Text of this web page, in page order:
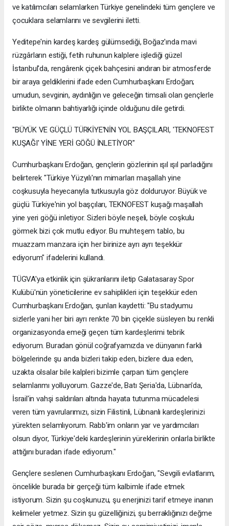
ve katılımcıları selamlarken Türkiye genelindeki tüm gençlere ve
çocuklara selamlarını ve sevgilerini iletti.
Yeditepe'nin kardeş kardeş gülümsediği, Boğaz'ında mavi
rüzgârların estiği, fetih ruhunun kalplere işlediği güzel
İstanbul'da, rengârenk çiçek bahçesini andıran bir atmosferde
bir araya geldiklerini ifade eden Cumhurbaşkanı Erdoğan;
umudun, sevginin, aydınlığın ve geleceğin timsali olan gençlerle
birlikte olmanın bahtiyarlığı içinde olduğunu dile getirdi.
"BÜYÜK VE GÜÇLÜ TÜRKİYE'NİN YOL BAŞÇILARI, 'TEKNOFEST
KUŞAĞI' YİNE YERİ GÖĞÜ İNLETİYOR"
Cumhurbaşkanı Erdoğan, gençlerin gözlerinin ışıl ışıl parladığını
belirterek "Türkiye Yüzyılı'nın mimarları maşallah yine
coşkusuyla heyecanıyla tutkusuyla göz dolduruyor. Büyük ve
güçlü Türkiye'nin yol başçıları, TEKNOFEST kuşağı maşallah
yine yeri göğü inletiyor. Sizleri böyle neşeli, böyle coşkulu
görmek bizi çok mutlu ediyor. Bu muhteşem tablo, bu
muazzam manzara için her birinize ayrı ayrı teşekkür
ediyorum" ifadelerini kullandı.
TÜGVA'ya etkinlik için şükranlarını iletip Galatasaray Spor
Kulübü'nün yöneticilerine ev sahiplikleri için teşekkür eden
Cumhurbaşkanı Erdoğan, şunları kaydetti: "Bu stadyumu
sizlerle yani her biri ayrı renkte 70 bin çiçekle süsleyen bu renkli
organizasyonda emeği geçen tüm kardeşlerimi tebrik
ediyorum. Buradan gönül coğrafyamızda ve dünyanın farklı
bölgelerinde şu anda bizleri takip eden, bizlere dua eden,
uzakta olsalar bile kalpleri bizimle çarpan tüm gençlere
selamlarımı yolluyorum. Gazze'de, Batı Şeria'da, Lübnan'da,
İsrail'in vahşi saldırıları altında hayata tutunma mücadelesi
veren tüm yavrularımızı, sizin Filistinli, Lübnanlı kardeşlerinizi
yürekten selamlıyorum. Rabb'im onların yar ve yardımcıları
olsun diyor, Türkiye'deki kardeşlerinin yüreklerinin onlarla birlikte
attığını buradan ifade ediyorum."
Gençlere seslenen Cumhurbaşkanı Erdoğan, "Sevgili evlatlarım,
öncelikle burada bir gerçeği tüm kalbimle ifade etmek
istiyorum. Sizin şu coşkunuzu, şu enerjinizi tarif etmeye inanın
kelimeler yetmez. Sizin şu güzelliğinizi, şu berraklığınızı değme